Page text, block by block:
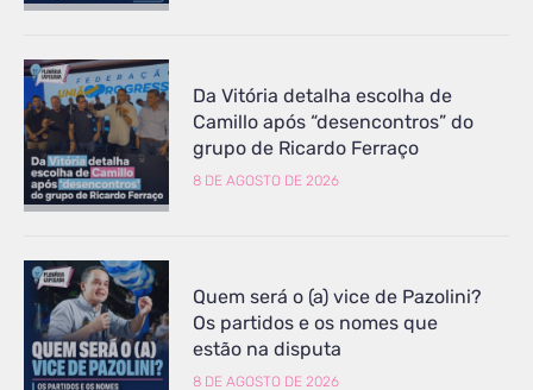
Da Vitória detalha escolha de
Camillo após “desencontros” do
grupo de Ricardo Ferraço
8 DE AGOSTO DE 2026
Quem será o (a) vice de Pazolini?
Os partidos e os nomes que
estão na disputa
8 DE AGOSTO DE 2026